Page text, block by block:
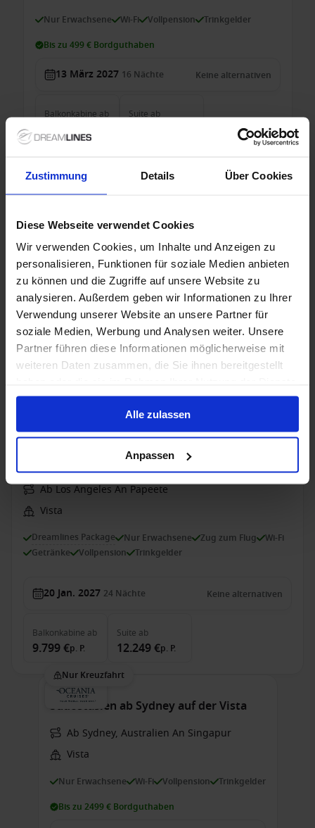
Zustimmung Details Über Cookies
Diese Webseite verwendet Cookies
Wir verwenden Cookies, um Inhalte und Anzeigen zu
personalisieren, Funktionen für soziale Medien anbieten
zu können und die Zugriffe auf unsere Website zu
analysieren. Außerdem geben wir Informationen zu Ihrer
Verwendung unserer Website an unsere Partner für
soziale Medien, Werbung und Analysen weiter. Unsere
Partner führen diese Informationen möglicherweise mit
weiteren Daten zusammen, die Sie ihnen bereitgestellt
gesammelt haben.
Alle zulassen
Anpassen
Nur Erwachsene Wi-Fi Vollpension Trinkgelder
Bis zu 499 € Bordguthaben
13 März 2027 16 Nächte Keine alternativen
Balkonkabineab
6.889 €
6.959 €
Suiteab
Nur Kreuzfahrt
Ab Miami, Florida, USA An Southampton
Vista
Nur Erwachsene Wi-Fi Vollpension Trinkgelder
Bis zu 199 € Bordguthaben
31 März 2029 14NächteKeine alternativen
Balkonkabine ab Suite ab
Kreuzfahrt mit Flug, Hotel
Angeles nach Tahiti
Ab Los Angeles An Papeete
Vista
Dreamlines Package Nur Erwachsene Zug zum Flug
Wi-Fi
Getränke
Vollpension Trinkgelder
20 Jan. 2027 24 Nächte Keine alternativen
Balkonkabine ab
9.799 €p. P.
Suite ab
12.249 €p. P.
Nur Kreuzfahrt
Südostasien ab Sydney auf der Vista
Ab Sydney, Australien An Singapur
Vista
Nur Erwachsene Wi-Fi Vollpension Trinkgelder
Bis zu 2499 € Bordguthaben